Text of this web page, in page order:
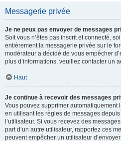
Messagerie privée
Je ne peux pas envoyer de messages
Soit vous n’êtes pas inscrit et connecté,
entièrement la messagerie privée sur le
modérateur a décidé de vous empêcher
plus d’informations, veuillez contacter un
Haut
Je continue à recevoir des messages
Vous pouvez supprimer automatiquement
en utilisant les règles de messages
l’utilisateur. Si vous recevez des
part d’un autre utilisateur, rapportez ces
peuvent empêcher un utilisateur